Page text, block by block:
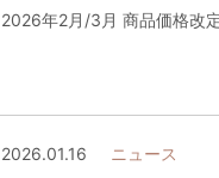
2026年2月/3月 商品価格改
2026.01.16
ニュース